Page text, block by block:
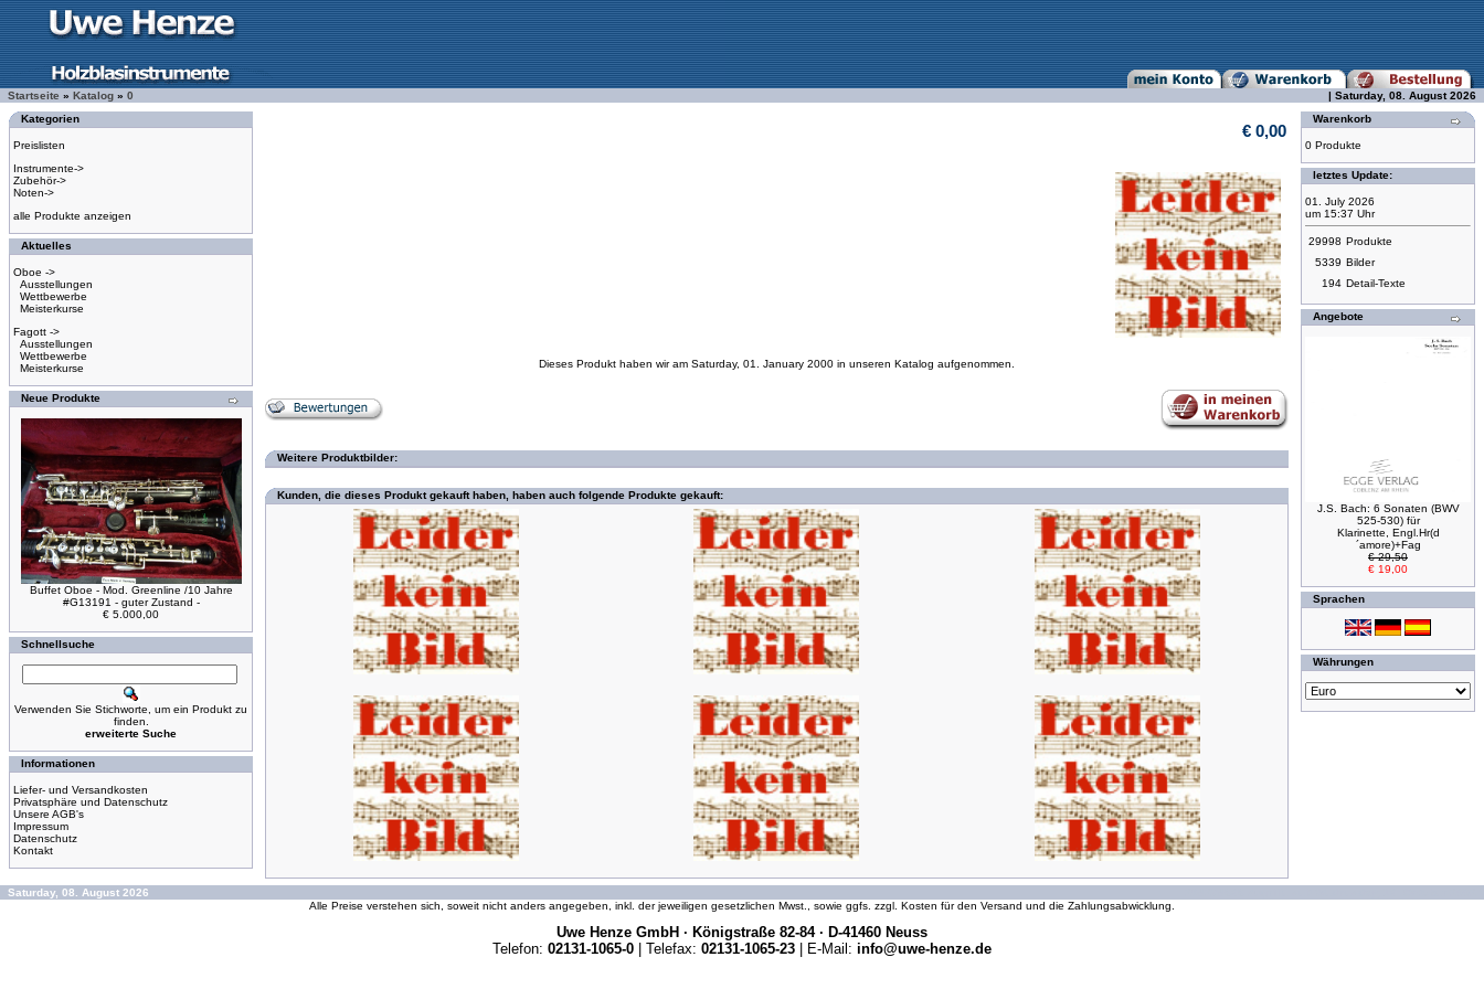
Startseite » Katalog » 0
| Saturday, 08. August 2026
Kategorien
Preislisten
Instrumente->
Zubehör->
Noten->
alle Produkte anzeigen
Aktuelles
Oboe ->
Ausstellungen
Wettbewerbe
Meisterkurse
Fagott ->
Ausstellungen
Wettbewerbe
Meisterkurse
Neue Produkte
Buffet Oboe - Mod. Greenline /10 Jahre
#G13191 - guter Zustand -
€ 5.000,00
Schnellsuche
Verwenden Sie Stichworte, um ein Produkt zu
finden.
erweiterte Suche
Informationen
Liefer- und Versandkosten
Privatsphäre und Datenschutz
Unsere AGB's
Impressum
Datenschutz
Kontakt
€ 0,00
Dieses Produkt haben wir am Saturday, 01. January 2000 in unseren Katalog aufgenommen.
Weitere Produktbilder:
Kunden, die dieses Produkt gekauft haben, haben auch folgende Produkte gekauft:
Warenkorb
0 Produkte
letztes Update:
01. July 2026
um 15:37 Uhr
29998 Produkte
5339 Bilder
194 Detail-Texte
Angebote
J.S. Bach: 6 Sonaten (BWV
525-530) für
Klarinette, Engl.Hr(d
´amore)+Fag
€ 29,50
€ 19,00
Sprachen
Währungen
Saturday, 08. August 2026
Alle Preise verstehen sich, soweit nicht anders angegeben, inkl. der jeweiligen gesetzlichen Mwst., sowie ggfs. zzgl. Kosten für den Versand und die Zahlungsabwicklung.
Uwe Henze GmbH · Königstraße 82-84 · D-41460 Neuss
Telefon: 02131-1065-0 | Telefax: 02131-1065-23 | E-Mail: info@uwe-henze.de